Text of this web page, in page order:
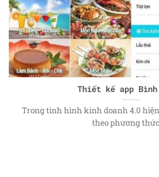
Thiết kế app Bình
Trong tình hình kinh doanh 4.0
theo phương thức